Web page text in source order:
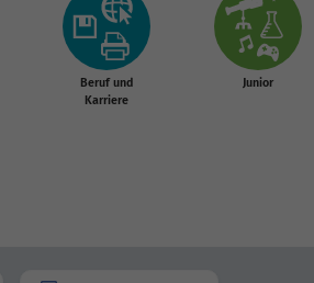
Beruf und
Karriere
Junior